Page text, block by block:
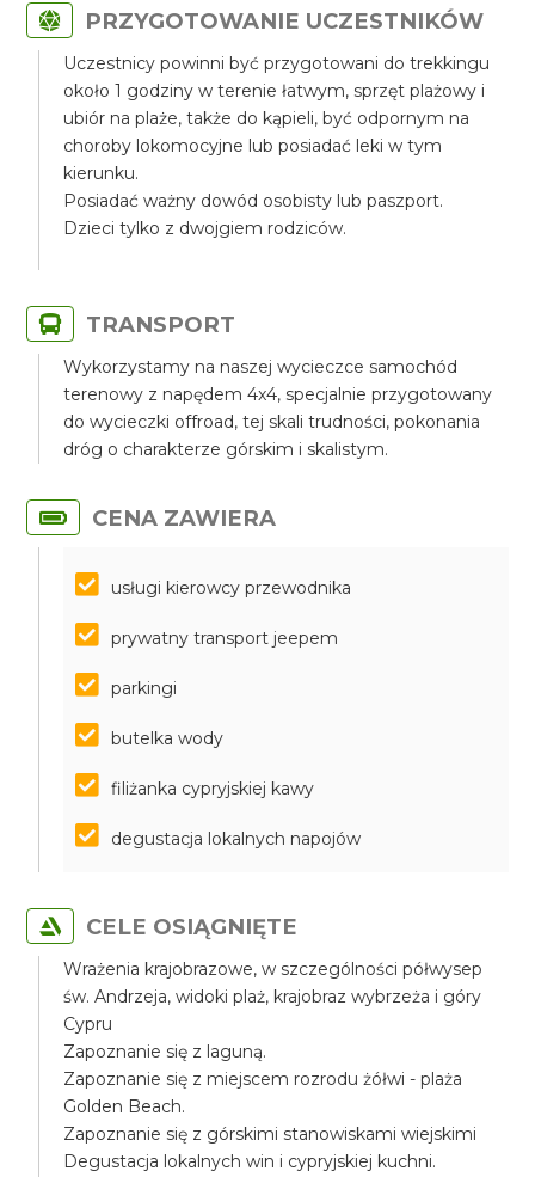
PRZYGOTOWANIE UCZESTNIKÓW
Uczestnicy powinni być przygotowani do trekkingu
około 1 godziny w terenie łatwym, sprzęt plażowy i
ubiór na plaże, także do kąpieli, być odpornym na
choroby lokomocyjne lub posiadać leki w tym
kierunku.
Posiadać ważny dowód osobisty lub paszport.
Dzieci tylko z dwojgiem rodziców.
TRANSPORT
Wykorzystamy na naszej wycieczce samochód
terenowy z napędem 4x4, specjalnie przygotowany
do wycieczki offroad, tej skali trudności, pokonania
dróg o charakterze górskim i skalistym.
CENA ZAWIERA
usługi kierowcy przewodnika
prywatny transport jeepem
parkingi
butelka wody
filiżanka cypryjskiej kawy
degustacja lokalnych napojów
CELE OSIĄGNIĘTE
Wrażenia krajobrazowe, w szczególności półwysep
św. Andrzeja, widoki plaż, krajobraz wybrzeża i góry
Cypru
Zapoznanie się z laguną.
Zapoznanie się z miejscem rozrodu żółwi - plaża
Golden Beach.
Zapoznanie się z górskimi stanowiskami wiejskimi
Degustacja lokalnych win i cypryjskiej kuchni.